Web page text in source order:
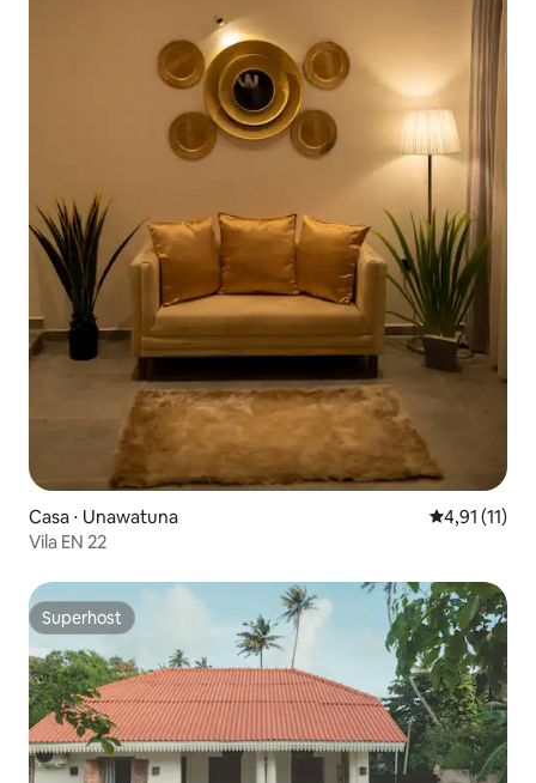
Casa ⋅ Unawatuna 4,91 de uma
4,91 (11)
Vila EN 22
Superhost
Superhost